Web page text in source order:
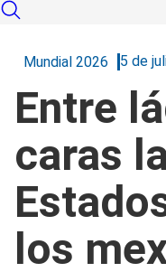
Mundial 2026 5 de
Entre
caras
los